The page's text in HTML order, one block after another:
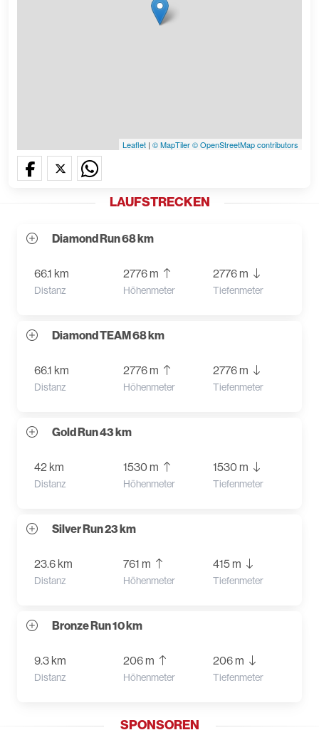
Leaflet | © MapTiler© OpenStreetMap contributors
LAUFSTRECKEN
Diamond Run 68 km
66.1 km
Distanz
2776 m
Höhenmeter
2776 m
Tiefenmeter
Diamond TEAM 68 km
66.1 km
Distanz
2776 m
Höhenmeter
2776 m
Tiefenmeter
Gold Run 43 km
42 km
Distanz
1530 m
Höhenmeter
1530 m
Tiefenmeter
Silver Run 23 km
23.6 km
Distanz
761 m
Höhenmeter
415 m
Tiefenmeter
Bronze Run 10 km
9.3 km
Distanz
206 m
Höhenmeter
206 m
Tiefenmeter
SPONSOREN